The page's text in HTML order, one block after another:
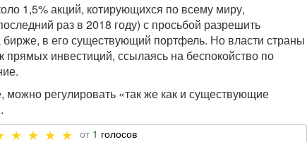
1,5% акций, котирующихся по всему миру,
раз в 2018 году) с просьбой разрешить
в его существующий портфель. Но власти страны
инвестиций, ссылаясь на беспокойство по
регулировать «так же как и существующие
1